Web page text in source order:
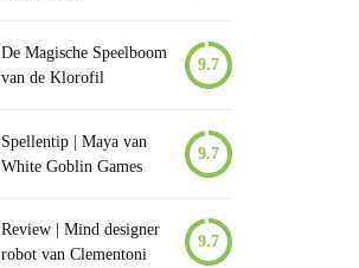
De Magische Speelboom
van de Klorofil
9.7
Spellentip | Maya van
White Goblin Games
9.7
Review | Mind designer
robot van Clementoni
9.7